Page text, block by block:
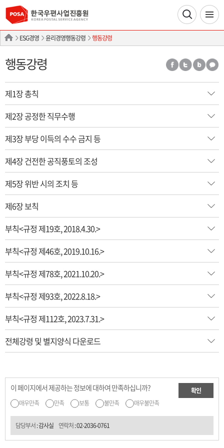
ESG경영 윤리경영행동강령 행동강령
행동강령
제1장 총칙
제2장 공정한 직무수행
제3장 부당 이득의 수수 금지 등
제4장 건전한 공직풍토의 조성
제5장 위반 시의 조치 등
제6장 보칙
부칙<규정 제19호, 2018.4.30.>
부칙<규정 제46호, 2019.10.16.>
부칙<규정 제78호, 2021.10.20.>
부칙<규정 제93호, 2022.8.18.>
부칙<규정 제112호, 2023.7.31.>
전체강령 및 별지양식 다운로드
이 페이지에서 제공하는 정보에 대하여 만족하십니까?
매우만족 만족 보통 불만족 매우불만족
확인
담당부서: 감사실 연락처:02-2036-0761